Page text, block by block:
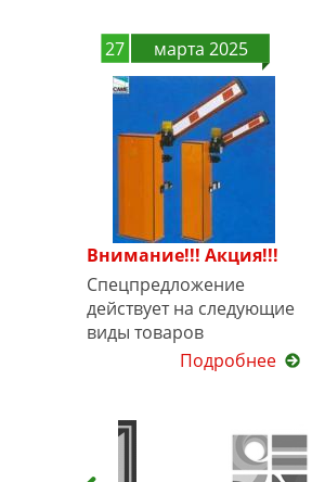
27 марта 2025
Внимание!!! Акция!!!
Спецпредложение
действует на следующие
виды товаров
Подробнее